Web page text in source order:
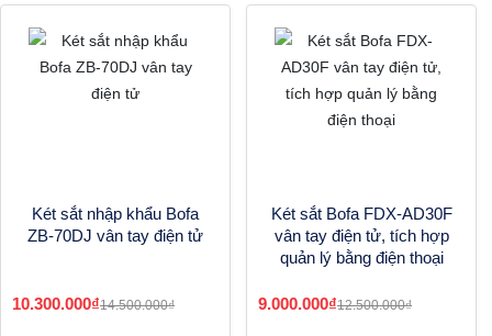
Két sắt nhập khẩu Bofa
ZB-70DJ vân tay điện tử
10.300.000₫14.500.000₫
Két sắt Bofa FDX-AD30F
vân tay điện tử, tích hợp
quản lý bằng điện thoại
9.000.000₫12.500.000₫